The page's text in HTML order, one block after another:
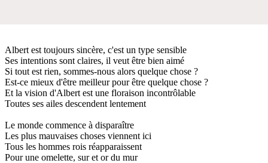
Albert est toujours sincère, c'est un type sensible
Ses intentions sont claires, il veut être bien aimé
Si tout est rien, sommes-nous alors quelque chose ?
Est-ce mieux d'être meilleur pour être quelque chose ?
Et la vision d'Albert est une floraison incontrôlable
Toutes ses ailes descendent lentement
Le monde commence à disparaître
Les plus mauvaises choses viennent ici
Tous les hommes rois réapparaissent
Pour une omelette, sur et or du mur